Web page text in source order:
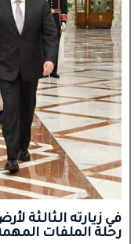
في زيارته الثالثة
رحلة الملفات